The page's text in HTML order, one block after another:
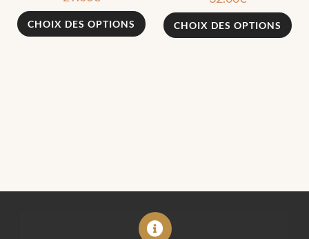
CHOIX DES OPTIONS CHOIX DES OPTIONS